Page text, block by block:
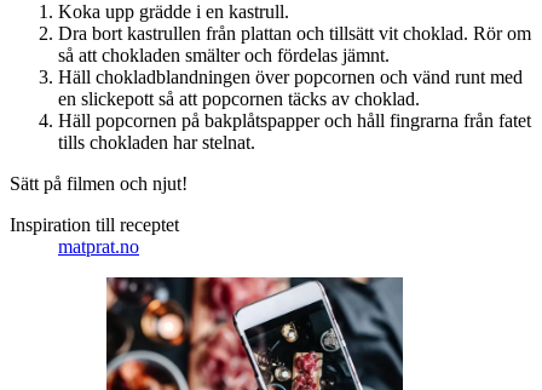
Koka upp grädde i en kastrull.
Dra bort kastrullen från plattan och tillsätt vit choklad. Rör om
så att chokladen smälter och fördelas jämnt.
Häll chokladblandningen över popcornen och vänd runt med
en slickepott så att popcornen täcks av choklad.
Häll popcornen på bakplåtspapper och håll fingrarna från fatet
tills chokladen har stelnat.
Sätt på filmen och njut!
Inspiration till receptet
matprat.no